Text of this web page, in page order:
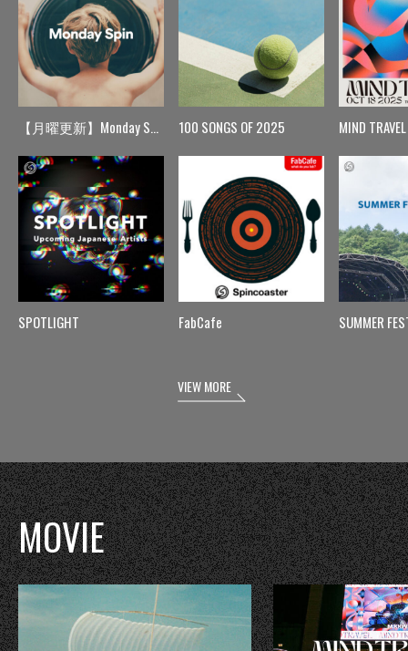
【月曜更新】Monday Spin
SPOTLIGHT
100 SONGS OF 2025
FabCafe
MIND TRAVEL
SUMMER
VIEW MORE
MOVIE